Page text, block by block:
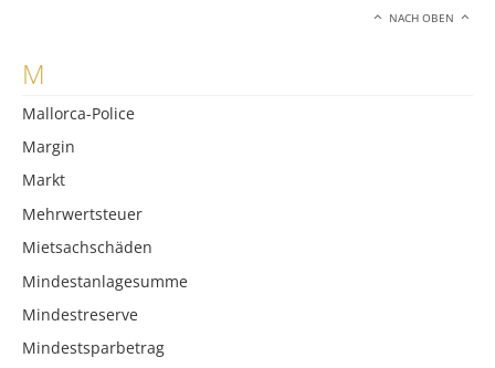
NACH OBEN
M
Mallorca-Police
Margin
Markt
Mehrwertsteuer
Mietsachschäden
Mindestanlagesumme
Mindestreserve
Mindestsparbetrag